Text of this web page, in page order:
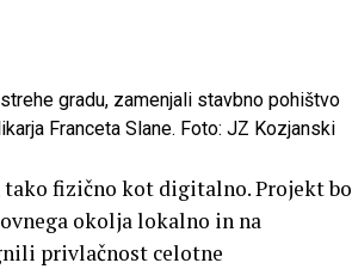
gradu, zamenjali stavbno pohištvo
Franceta Slane. Foto: JZ Kozjanski
fizično kot digitalno. Projekt bo
okolja lokalno in na
privlačnost celotne